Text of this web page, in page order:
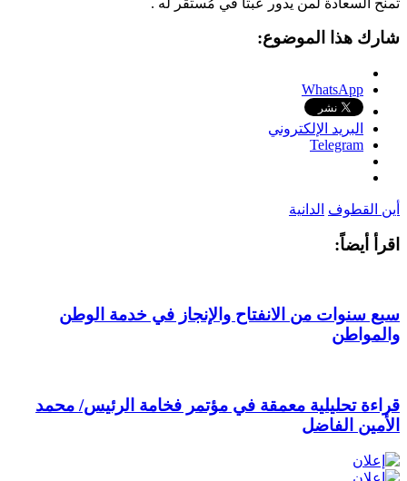
شارك هذا الموضوع:
WhatsApp
البريد الإلكتروني
Telegram
أين القطوف الدانية
اقرأ أيضاً:
سبع سنوات من الانفتاح والإنجاز في خدمة الوطن
والمواطن
قراءة تحليلية معمقة في مؤتمر فخامة الرئيس/ محمد
الأمين الفاضل